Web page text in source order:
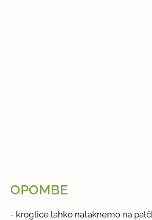
OPOMBE
- kroglice lahko nataknemo na